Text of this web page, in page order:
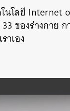
นโลยี Internet
ของร่างกาย
าเอง